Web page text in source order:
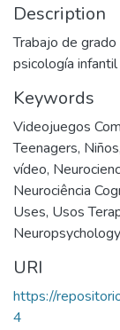
Description
Trabajo de
psicología infantil
Keywords
Videojuegos
Teenagers, Niños,
vídeo,
Neurociência
Uses, Usos
Neuropsychology
URI
https://
4